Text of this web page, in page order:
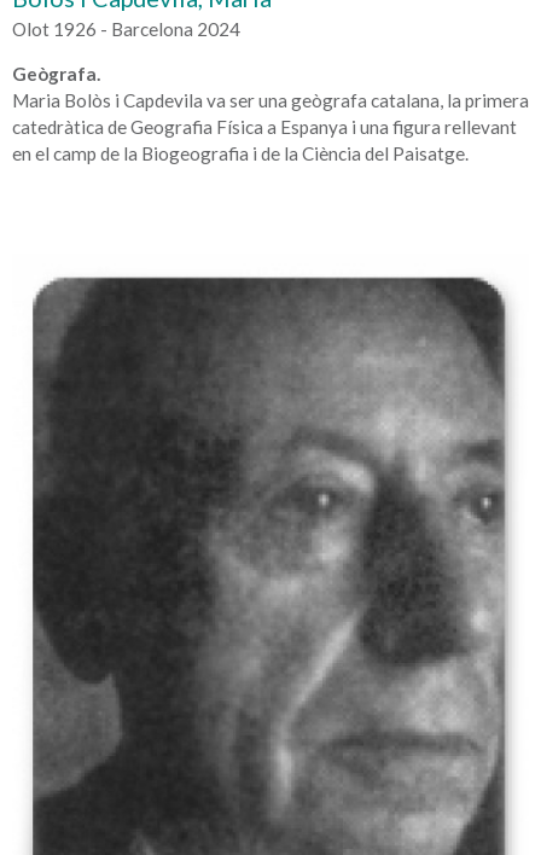
Olot 1926 - Barcelona 2024
Geògrafa.
Maria Bolòs i Capdevila va ser una geògrafa catalana, la primera
catedràtica de Geografia Física a Espanya i una figura rellevant
en el camp de la Biogeografia i de la Ciència del Paisatge.